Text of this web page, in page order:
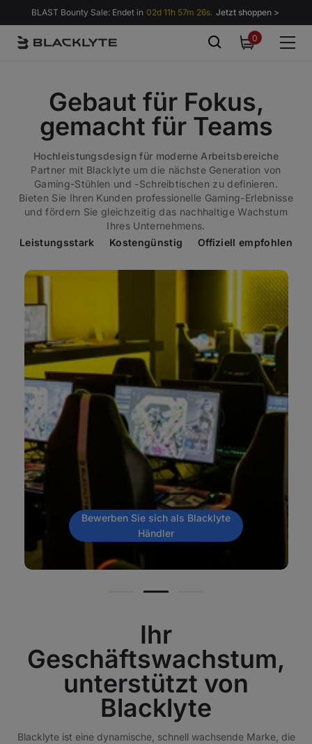
Zum Inhalt springen
BLAST Bounty Sale: Endet in 02d 11h 57m 26s. Jetzt shoppen >
00
Gebaut für Fokus,
gemacht für Teams
Hochleistungsdesign für moderne Arbeitsbereiche
Partner mit Blacklyte um die nächste Generation von
Gaming-Stühlen und -Schreibtischen zu definieren.
Bieten Sie Ihren Kunden professionelle Gaming-Erlebnisse
und fördern Sie gleichzeitig das nachhaltige Wachstum
Ihres Unternehmens.
Leistungsstark Kostengünstig Offiziell empfohlen
Bewerben Sie sich als Blacklyte
Händler
Ihr
Geschäftswachstum,
unterstützt von
Blacklyte
Blacklyte ist eine dynamische, schnell wachsende Marke, die